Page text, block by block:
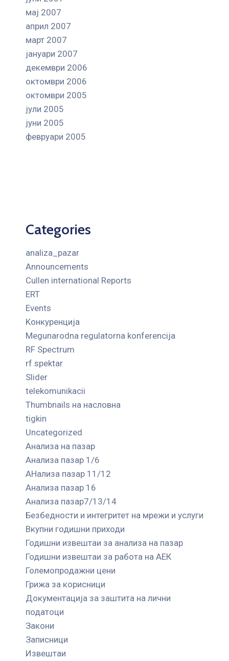
мај 2007
април 2007
март 2007
јануари 2007
декември 2006
октомври 2006
октомври 2005
јули 2005
јуни 2005
февруари 2005
Categories
analiza_pazar
Announcements
Cullen international Reports
ERT
Events
Kонкуренција
Megunarodna regulatorna konferencija
RF Spectrum
rf spektar
Slider
telekomunikacii
Thumbnails на насловна
tigkin
Uncategorized
Анализа на пазар
Анализа пазар 1/6
АНализа пазар 11/12
Анализа пазар 16
Анализа пазар7/13/14
Безбедности и интегритет на мрежи и услуги
Вкупни годишни приходи
Годишни извештаи за анализа на пазар
Годишни извештаи за работа на АЕК
Големопродажни цени
Грижа за корисници
Документација за заштита на лични
податоци
Закони
Записници
Извештаи